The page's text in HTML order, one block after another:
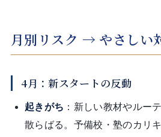
月別リスク → やさしい
4月：新スタートの反動
起きがち ：新しい教材やルー
散らばる。予備校・塾のカリ